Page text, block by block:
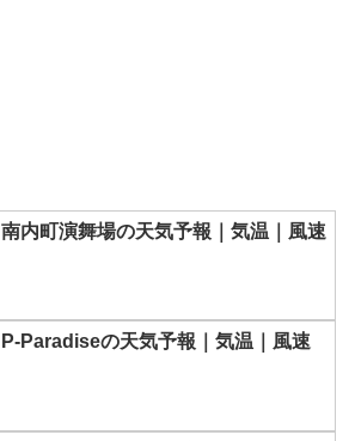
南内町演舞場の天気予報｜気温｜風速
P-Paradiseの天気予報｜気温｜風速